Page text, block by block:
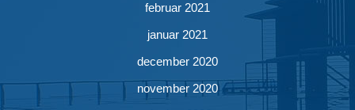
februar 2021
januar 2021
december 2020
november 2020